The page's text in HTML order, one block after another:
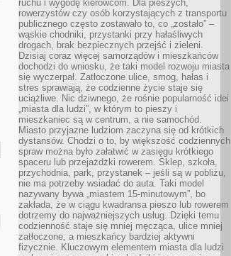
ruchu i wygodę kierowcom. Dla pieszych,
rowerzystów czy osób korzystających z transportu
publicznego często zostawało to, co „zostało” –
wąskie chodniki, przystanki przy hałaśliwych
drogach, brak bezpiecznych przejść i zieleni.
Dzisiaj coraz więcej samorządów i mieszkańców
dochodzi do wniosku, że taki model rozwoju miasta
się wyczerpał. Zatłoczone ulice, smog, hałas i
stres sprawiają, że codzienne życie staje się
uciążliwe. Nic dziwnego, że rośnie popularność idei
„miasta dla ludzi”, w którym to pieszy i
mieszkaniec są w centrum, a nie samochód.
Miasto przyjazne ludziom zaczyna się od krótkich
dystansów. Chodzi o to, by większość codziennych
spraw można było załatwić w zasięgu krótkiego
spaceru lub przejażdżki rowerem. Sklep, szkoła,
przychodnia, park, przystanek – jeśli są w pobliżu,
nie ma potrzeby wsiadać do auta. Taki model
nazywany bywa „miastem 15-minutowym”, bo
zakłada, że w ciągu kwadransa pieszo lub rowerem
dotrzemy do najważniejszych usług. Dzięki temu
codzienność staje się mniej męcząca, ulice mniej
zatłoczone, a mieszkańcy bardziej aktywni
fizycznie. Kluczowym elementem miasta dla ludzi